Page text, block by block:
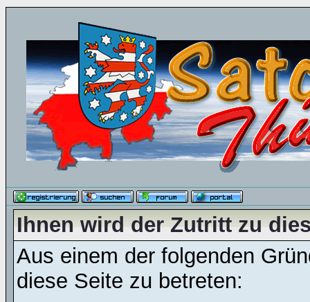
Ihnen wird der Zutritt zu
Aus einem der folgenden
diese Seite zu betreten: